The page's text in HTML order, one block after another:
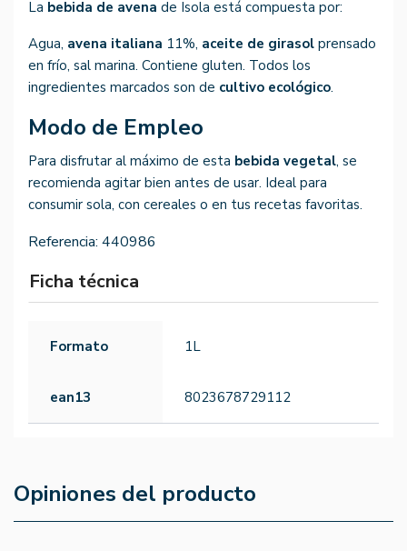
La bebida de avena de Isola está compuesta por:
Agua, avena italiana 11%, aceite de girasol prensado
en frío, sal marina. Contiene gluten. Todos los
ingredientes marcados son de cultivo ecológico.
Modo de Empleo
Para disfrutar al máximo de esta bebida vegetal, se
recomienda agitar bien antes de usar. Ideal para
consumir sola, con cereales o en tus recetas favoritas.
Referencia: 440986
Ficha técnica
Formato 1L
ean13 8023678729112
Opiniones del producto